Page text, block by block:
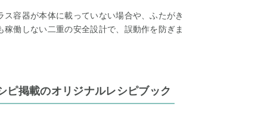
容器が本体に載っていない場合や、ふたがき
働しない二重の安全設計で、誤動作を防ぎま
ピ掲載のオリジナルレシピブック